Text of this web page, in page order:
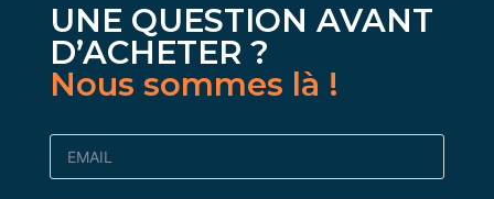
UNE QUESTION AVANT
D’ACHETER ?
Nous sommes là !